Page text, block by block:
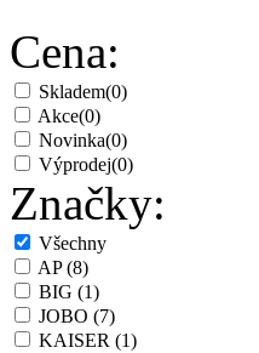
Cena:
Skladem(0)
Akce(0)
Novinka(0)
Výprodej(0)
Značky:
Všechny
AP(8)
BIG (1)
JOBO (7)
KAISER (1)